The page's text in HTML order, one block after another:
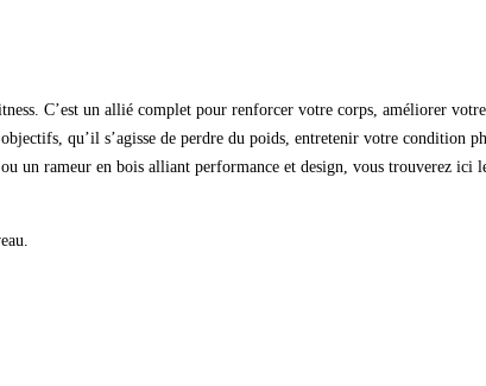
C’est un allié complet pour renforcer votre corps, améliorer
qu’il s’agisse de perdre du poids, entretenir votre
un rameur en bois alliant performance et design, vous trouverez ici